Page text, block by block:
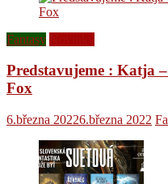
Fantasy
Predstavujeme : Katja
Fox
6.března 20226.března 2022